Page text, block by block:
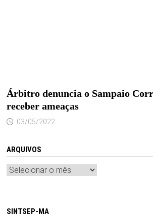
Árbitro denuncia o Sampaio
receber ameaças
03/05/2022
ARQUIVOS
Arquivos
SINTSEP-MA